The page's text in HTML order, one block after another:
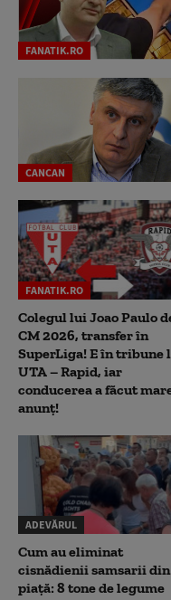
FANATIK.RO
CANCAN
FANATIK.RO
Colegul lui Joao Paulo
CM 2026, transfer în
SuperLiga! E în tribune
UTA – Rapid, iar
conducerea a făcut
anunț!
ADEVĂRUL
Cum au eliminat
cisnădienii samsarii din
piață: 8 tone de legume